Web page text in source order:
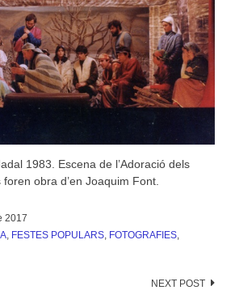
1983. Escena de l’Adoració dels
obra d’en Joaquim Font.
2017
, FESTES POPULARS, FOTOGRAFIES,
NEXT POST